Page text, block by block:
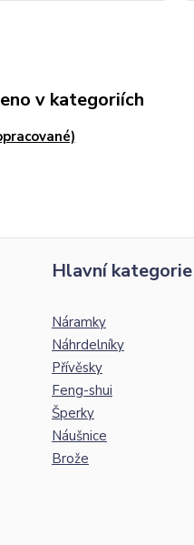
v kategoriích
Hlavní kategorie
Náramky
Náhrdelníky
Přívěsky
Feng-shui
Šperky
Náušnice
Brože